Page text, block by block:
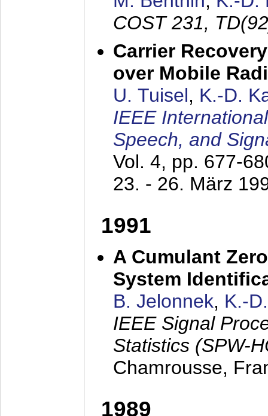
COST 231,
Carrier
over Mobile
U. Tuisel, K.-D.
IEEE
Speech, and
Vol. 4, pp. 677-
23. - 26. März
1991
A Cumulant
System
B. Jelonnek, K.-
IEEE Signal
Statistics (SPW-
Chamrousse,
1989